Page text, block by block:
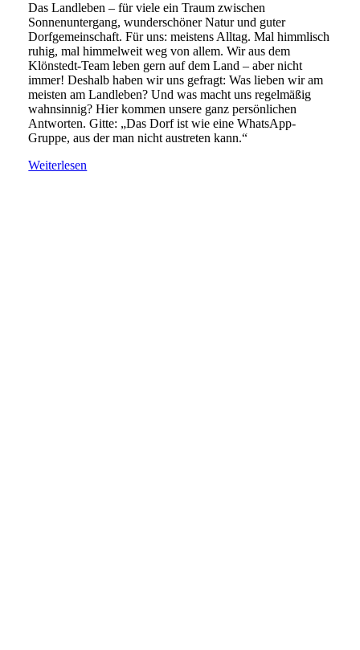
Das Landleben – für viele ein Traum zwischen
Sonnenuntergang, wunderschöner Natur und guter
Dorfgemeinschaft. Für uns: meistens Alltag. Mal himmlisch
ruhig, mal himmelweit weg von allem. Wir aus dem
Klönstedt-Team leben gern auf dem Land – aber nicht
immer! Deshalb haben wir uns gefragt: Was lieben wir am
meisten am Landleben? Und was macht uns regelmäßig
wahnsinnig? Hier kommen unsere ganz persönlichen
Antworten. Gitte: „Das Dorf ist wie eine WhatsApp-
Gruppe, aus der man nicht austreten kann.“
Weiterlesen